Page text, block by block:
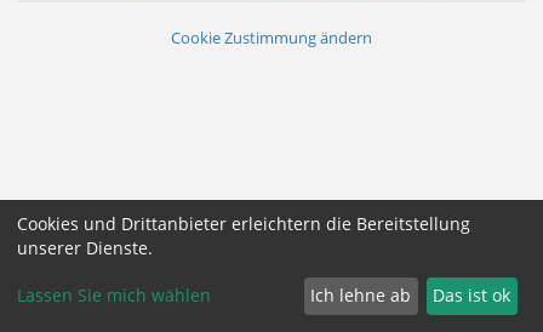
Cookie Zustimmung ändern
Cookies und Drittanbieter erleichtern die Bereitstellung
unserer Dienste.
Lassen Sie mich wählen Ich lehne ab Das ist ok